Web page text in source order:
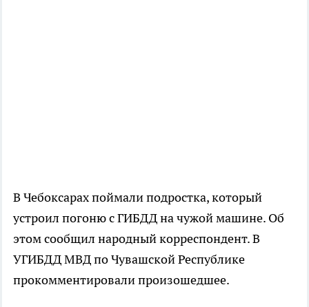
В Чебоксарах поймали подростка, который
устроил погоню с ГИБДД на чужой машине. Об
этом сообщил народный корреспондент. В
УГИБДД МВД по Чувашской Республике
прокомментировали произошедшее.